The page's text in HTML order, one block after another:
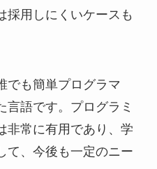
採用しにくいケースも
でも簡単プログラマ
言語です。プログラミ
非常に有用であり、学
て、今後も一定のニー